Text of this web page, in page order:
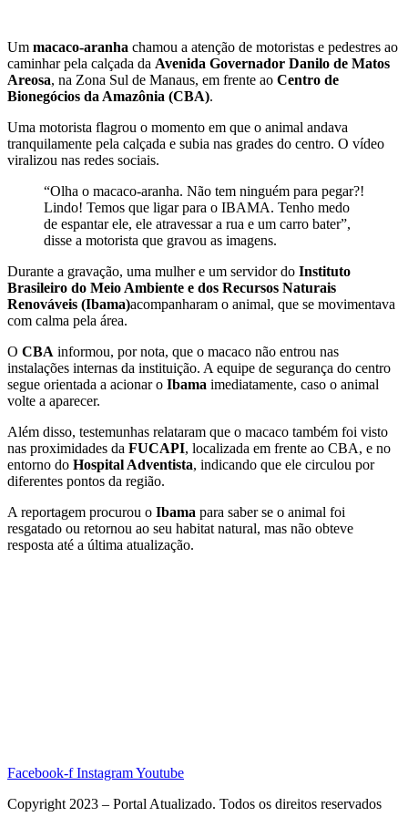
Um macaco-aranha chamou a atenção de motoristas e pedestres ao
caminhar pela calçada da Avenida Governador Danilo de Matos
Areosa, na Zona Sul de Manaus, em frente ao Centro de
Bionegócios da Amazônia (CBA).
Uma motorista flagrou o momento em que o animal andava
tranquilamente pela calçada e subia nas grades do centro. O vídeo
viralizou nas redes sociais.
“Olha o macaco-aranha. Não tem ninguém para pegar?!
Lindo! Temos que ligar para o IBAMA. Tenho medo
de espantar ele, ele atravessar a rua e um carro bater”,
disse a motorista que gravou as imagens.
Durante a gravação, uma mulher e um servidor do Instituto
Brasileiro do Meio Ambiente e dos Recursos Naturais
Renováveis (Ibama)acompanharam o animal, que se movimentava
com calma pela área.
O CBA informou, por nota, que o macaco não entrou nas
instalações internas da instituição. A equipe de segurança do centro
segue orientada a acionar o Ibama imediatamente, caso o animal
volte a aparecer.
Além disso, testemunhas relataram que o macaco também foi visto
nas proximidades da FUCAPI, localizada em frente ao CBA, e no
entorno do Hospital Adventista, indicando que ele circulou por
diferentes pontos da região.
A reportagem procurou o Ibama para saber se o animal foi
resgatado ou retornou ao seu habitat natural, mas não obteve
resposta até a última atualização.
Facebook-f InstagramYoutube
Copyright 2023 – Portal Atualizado. Todos os direitos reservados